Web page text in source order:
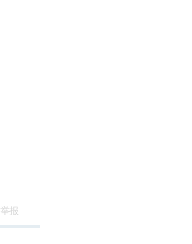
举报